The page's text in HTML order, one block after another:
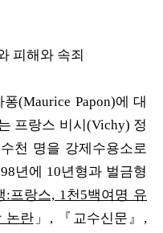
피해와 속죄
(Maurice Papon)에 대
프랑스 비시(Vichy) 정
천 명을 강제수용소로
년에 10년형과 벌금형
:프랑스, 1천5백여명 유
논란」, 『교수신문』,